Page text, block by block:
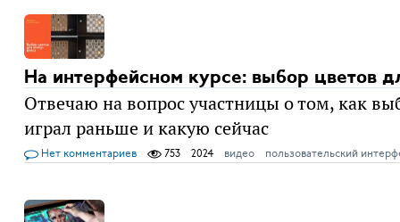
На интерфейсном курсе: выбор цветов
Отвечаю на вопрос участницы о том, как
играл раньше и какую сейчас
Нет комментариев 753 2024 видео пользовательский